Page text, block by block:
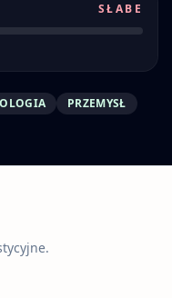
SŁABE
PRZEMYSŁ